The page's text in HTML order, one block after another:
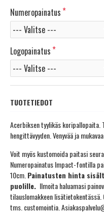
Numeropainatus
Logopainatus
TUOTETIEDOT
Acerbiksen tyylikäs koripallopaita.
hengittävyyden. Venyvää ja
Voit myös kustomoida paitasi
Numeropainatus Impact-fontilla
10cm. Painatusten hinta
puolille. Ilmoita haluamasi
tilauslomakkeen
tms. customointia.